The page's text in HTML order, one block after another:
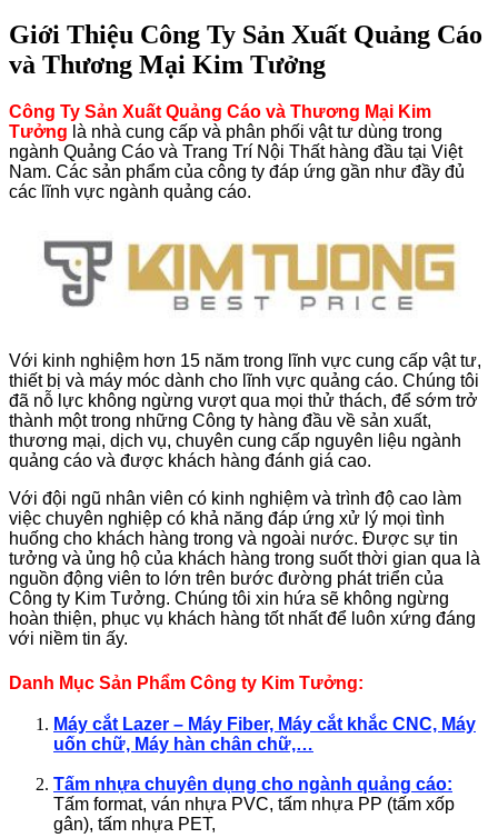
Giới Thiệu Công Ty Sản Xuất Quảng Cáo
và Thương Mại Kim Tưởng
Công Ty Sản Xuất Quảng Cáo và Thương Mại Kim
Tưởng là nhà cung cấp và phân phối vật tư dùng trong
ngành Quảng Cáo và Trang Trí Nội Thất hàng đầu tại Việt
Nam. Các sản phẩm của công ty đáp ứng gần như đầy đủ
các lĩnh vực ngành quảng cáo.
Với kinh nghiệm hơn 15 năm trong lĩnh vực cung cấp vật tư,
thiết bị và máy móc dành cho lĩnh vực quảng cáo. Chúng tôi
đã nỗ lực không ngừng vượt qua mọi thử thách, để sớm trở
thành một trong những Công ty hàng đầu về sản xuất,
thương mại, dịch vụ, chuyên cung cấp nguyên liệu ngành
quảng cáo và được khách hàng đánh giá cao.
Với đội ngũ nhân viên có kinh nghiệm và trình độ cao làm
việc chuyên nghiệp có khả năng đáp ứng xử lý mọi tình
huống cho khách hàng trong và ngoài nước. Được sự tin
tưởng và ủng hộ của khách hàng trong suốt thời gian qua là
nguồn động viên to lớn trên bước đường phát triển của
Công ty Kim Tưởng. Chúng tôi xin hứa sẽ không ngừng
hoàn thiện, phục vụ khách hàng tốt nhất để luôn xứng đáng
với niềm tin ấy.
Danh Mục Sản Phẩm Công ty Kim Tưởng:
Máy cắt Lazer – Máy Fiber, Máy cắt khắc CNC, Máy
uốn chữ, Máy hàn chân chữ,…
Tấm nhựa chuyên dụng cho ngành quảng cáo:
Tấm format, ván nhựa PVC, tấm nhựa PP (tấm xốp
gân), tấm nhựa PET,